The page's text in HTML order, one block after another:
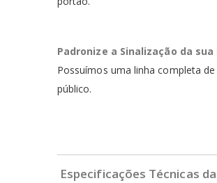
Padronize a Sinalização da sua
Possuímos uma linha completa
público.
Especificações Técnicas